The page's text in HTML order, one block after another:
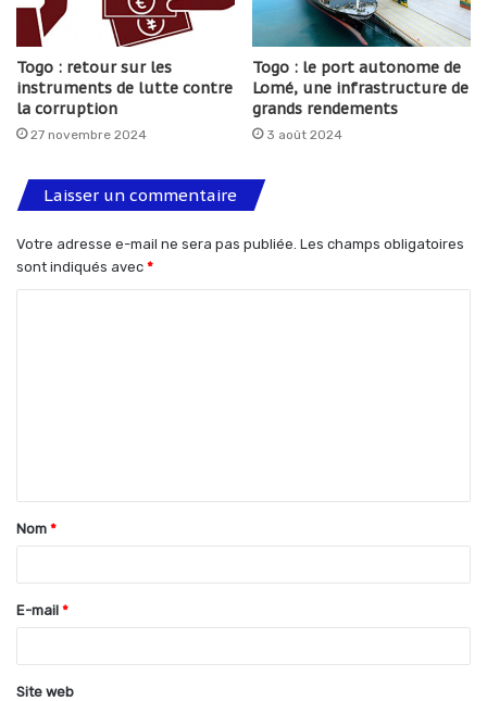
Togo : retour sur les
instruments de lutte contre
la corruption
27 novembre 2024
Togo : le port autonome de
Lomé, une infrastructure de
grands rendements
3 août 2024
Laisser un commentaire
Votre adresse e-mail ne sera pas publiée. Les champs obligatoires
sont indiqués avec *
t
a
e
*
Nom *
E-mail *
Site web